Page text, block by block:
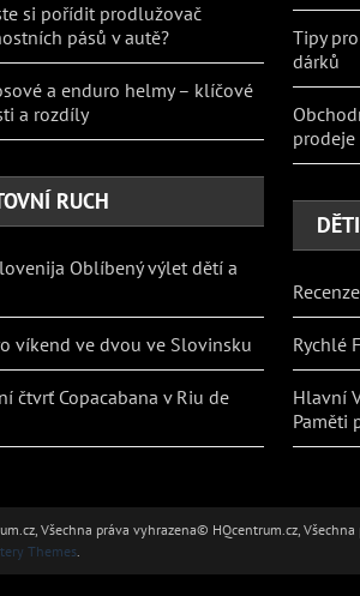
si pořídit prodlužovač
pásů v autě?
a enduro helmy – klíčové
a rozdíly
RUCH
Oblíbený výlet dětí a
víkend ve dvou ve Slovinsku
čtvrť Copacabana v Riu de
Tipy
dárků
prodeje
Rychlé
Hlavní
Paměti
Všechna práva vyhrazena© HQcentrum.cz, Všechna
Themes.